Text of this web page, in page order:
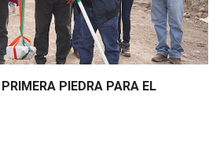
PIEDRA PARA EL